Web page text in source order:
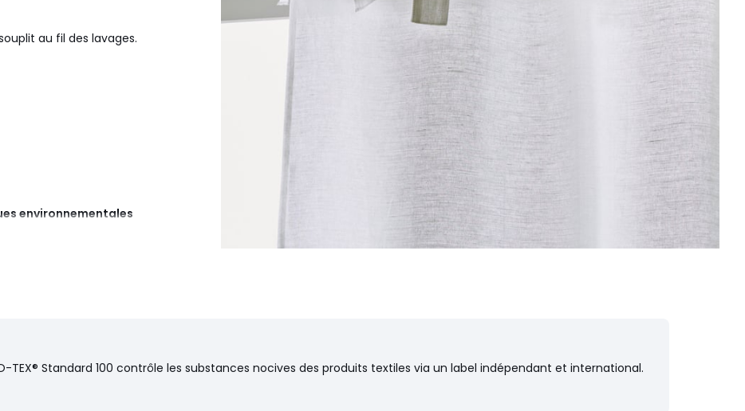
au fil des lavages.
environnementales
TEX® Standard 100 contrôle les substances nocives des produits textiles via un label indépendant et international.